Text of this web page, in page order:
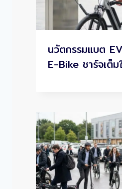
นวัตกรรมแบต
E-Bike ชาร์จเต็